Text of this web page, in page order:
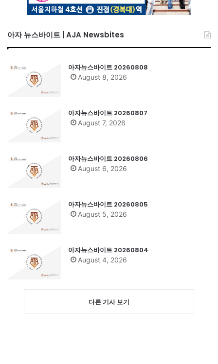
아자 뉴스바이트 | AJA Newsbites
아자뉴스바이트 20260808
August 8, 2026
아자뉴스바이트 20260807
August 7, 2026
아자뉴스바이트 20260806
August 6, 2026
아자뉴스바이트 20260805
August 5, 2026
아자뉴스바이트 20260804
August 4, 2026
다른 기사 보기